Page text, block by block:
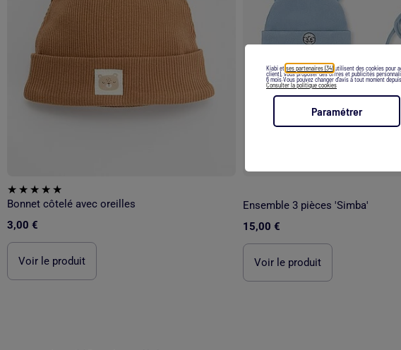
Kiabi et ses partenaires (34) utilisent des cookies pour
client), vous proposer des offres et publicités
6 mois.Vous pouvez changer d’avis à tout moment
Consulter la politique cookies
Paramétrer
Bonnet côtelé avec oreilles
3,00 €
Voir le produit
Ensemble 3 pièces 'Simba'
15,00 €
Voir le produit